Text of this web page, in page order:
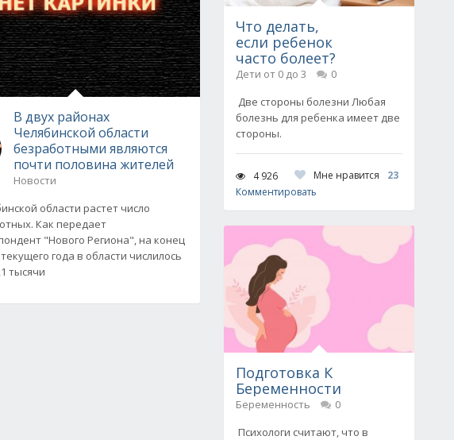
В двух районах
Челябинской области
безработными являются
почти половина жителей
Новости
области растет число
Как передает
"Нового Региона", на конец
года в области числилось
тысячи
Что делать,
если ребенок
часто болеет?
Дети от 0 до 3
0
Две стороны болезни Любая
болезнь для ребенка имеет две
стороны.
4 926 Мне нравится
23
Комментировать
Подготовка К
Беременности
Беременность
0
Психологи считают, что в